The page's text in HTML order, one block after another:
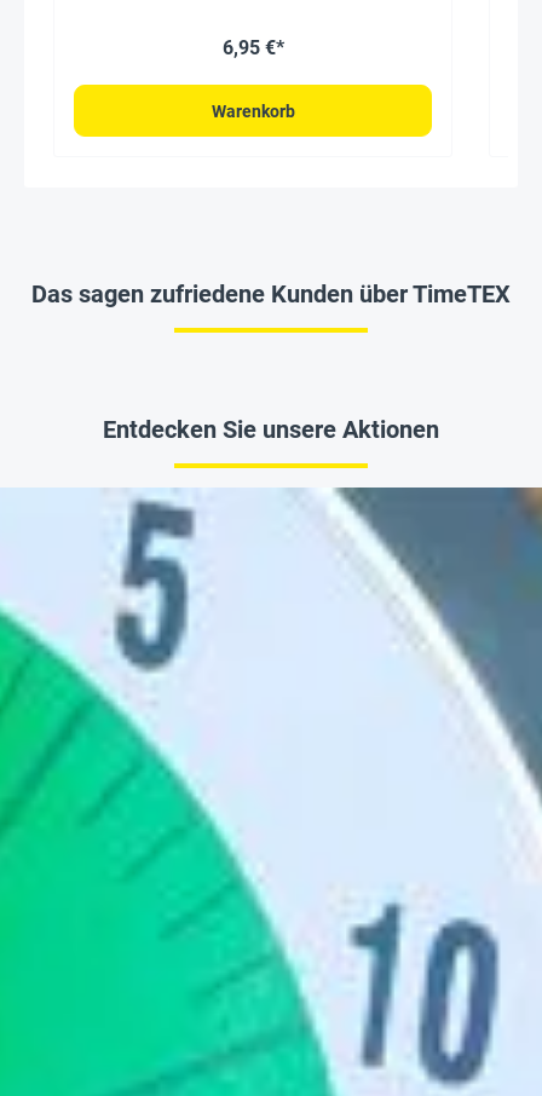
6,95 €*
Warenkorb
Das sagen zufriedene Kunden über TimeTEX
Entdecken Sie unsere Aktionen